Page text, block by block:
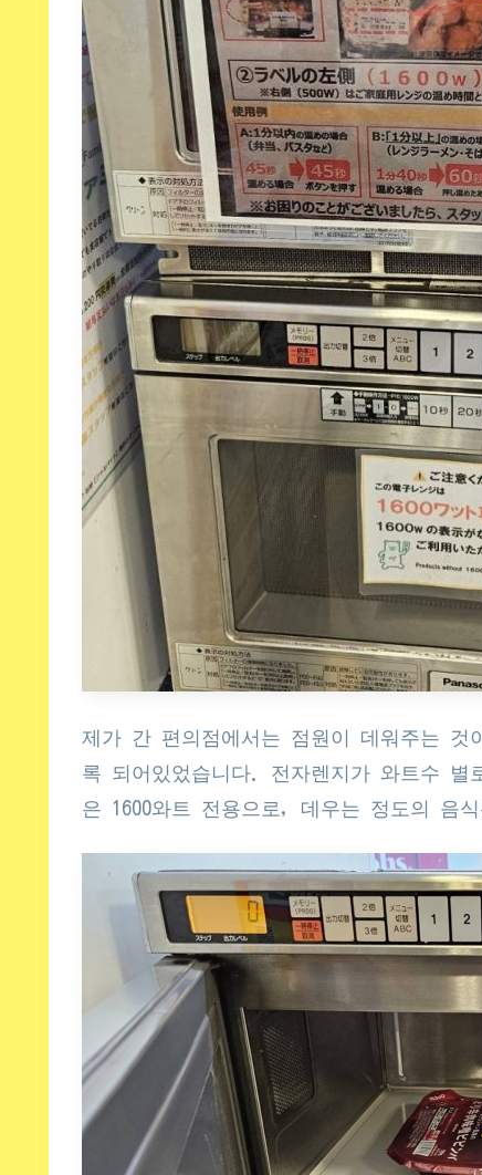
제가 간 편의점에서는 점원이 데워주는
록 되어있었습니다. 전자렌지가 와트수 별
은 1600와트 전용으로, 데우는 정도의 음